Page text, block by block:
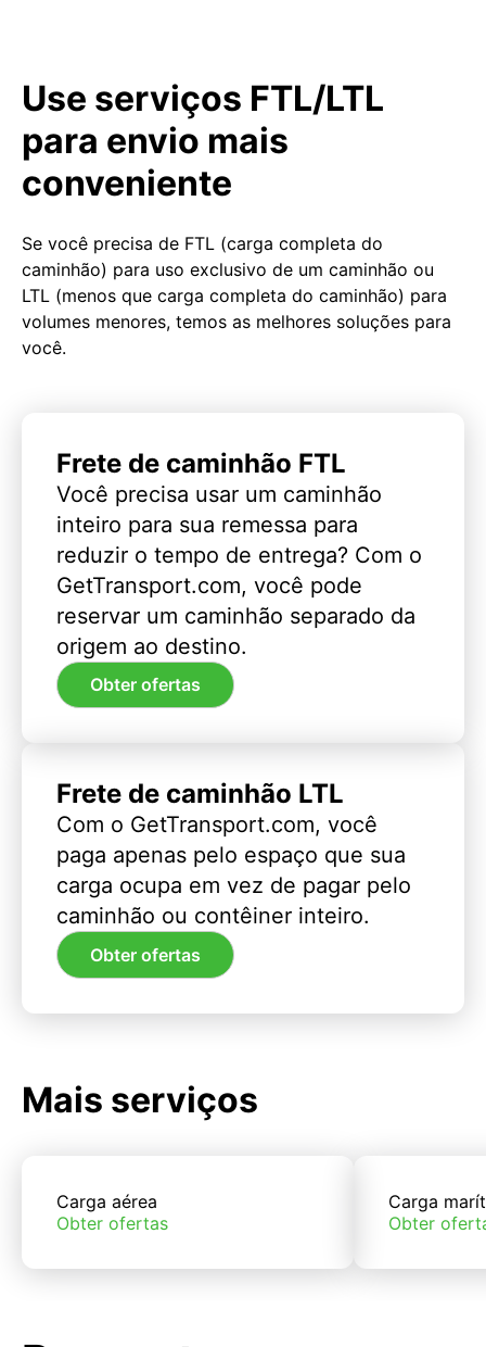
Use serviços FTL/LTL
para envio mais
conveniente
Se você precisa de FTL (carga completa do
caminhão) para uso exclusivo de um caminhão ou
LTL (menos que carga completa do caminhão) para
volumes menores, temos as melhores soluções para
você.
Frete de caminhão FTL
Você precisa usar um caminhão
inteiro para sua remessa para
reduzir o tempo de entrega? Com o
GetTransport.com, você pode
reservar um caminhão separado da
origem ao destino.
Obter ofertas
Frete de caminhão LTL
Com o GetTransport.com, você
paga apenas pelo espaço que sua
carga ocupa em vez de pagar pelo
caminhão ou contêiner inteiro.
Obter ofertas
Mais serviços
Carga aérea
Obter ofertas
Carga
Obter